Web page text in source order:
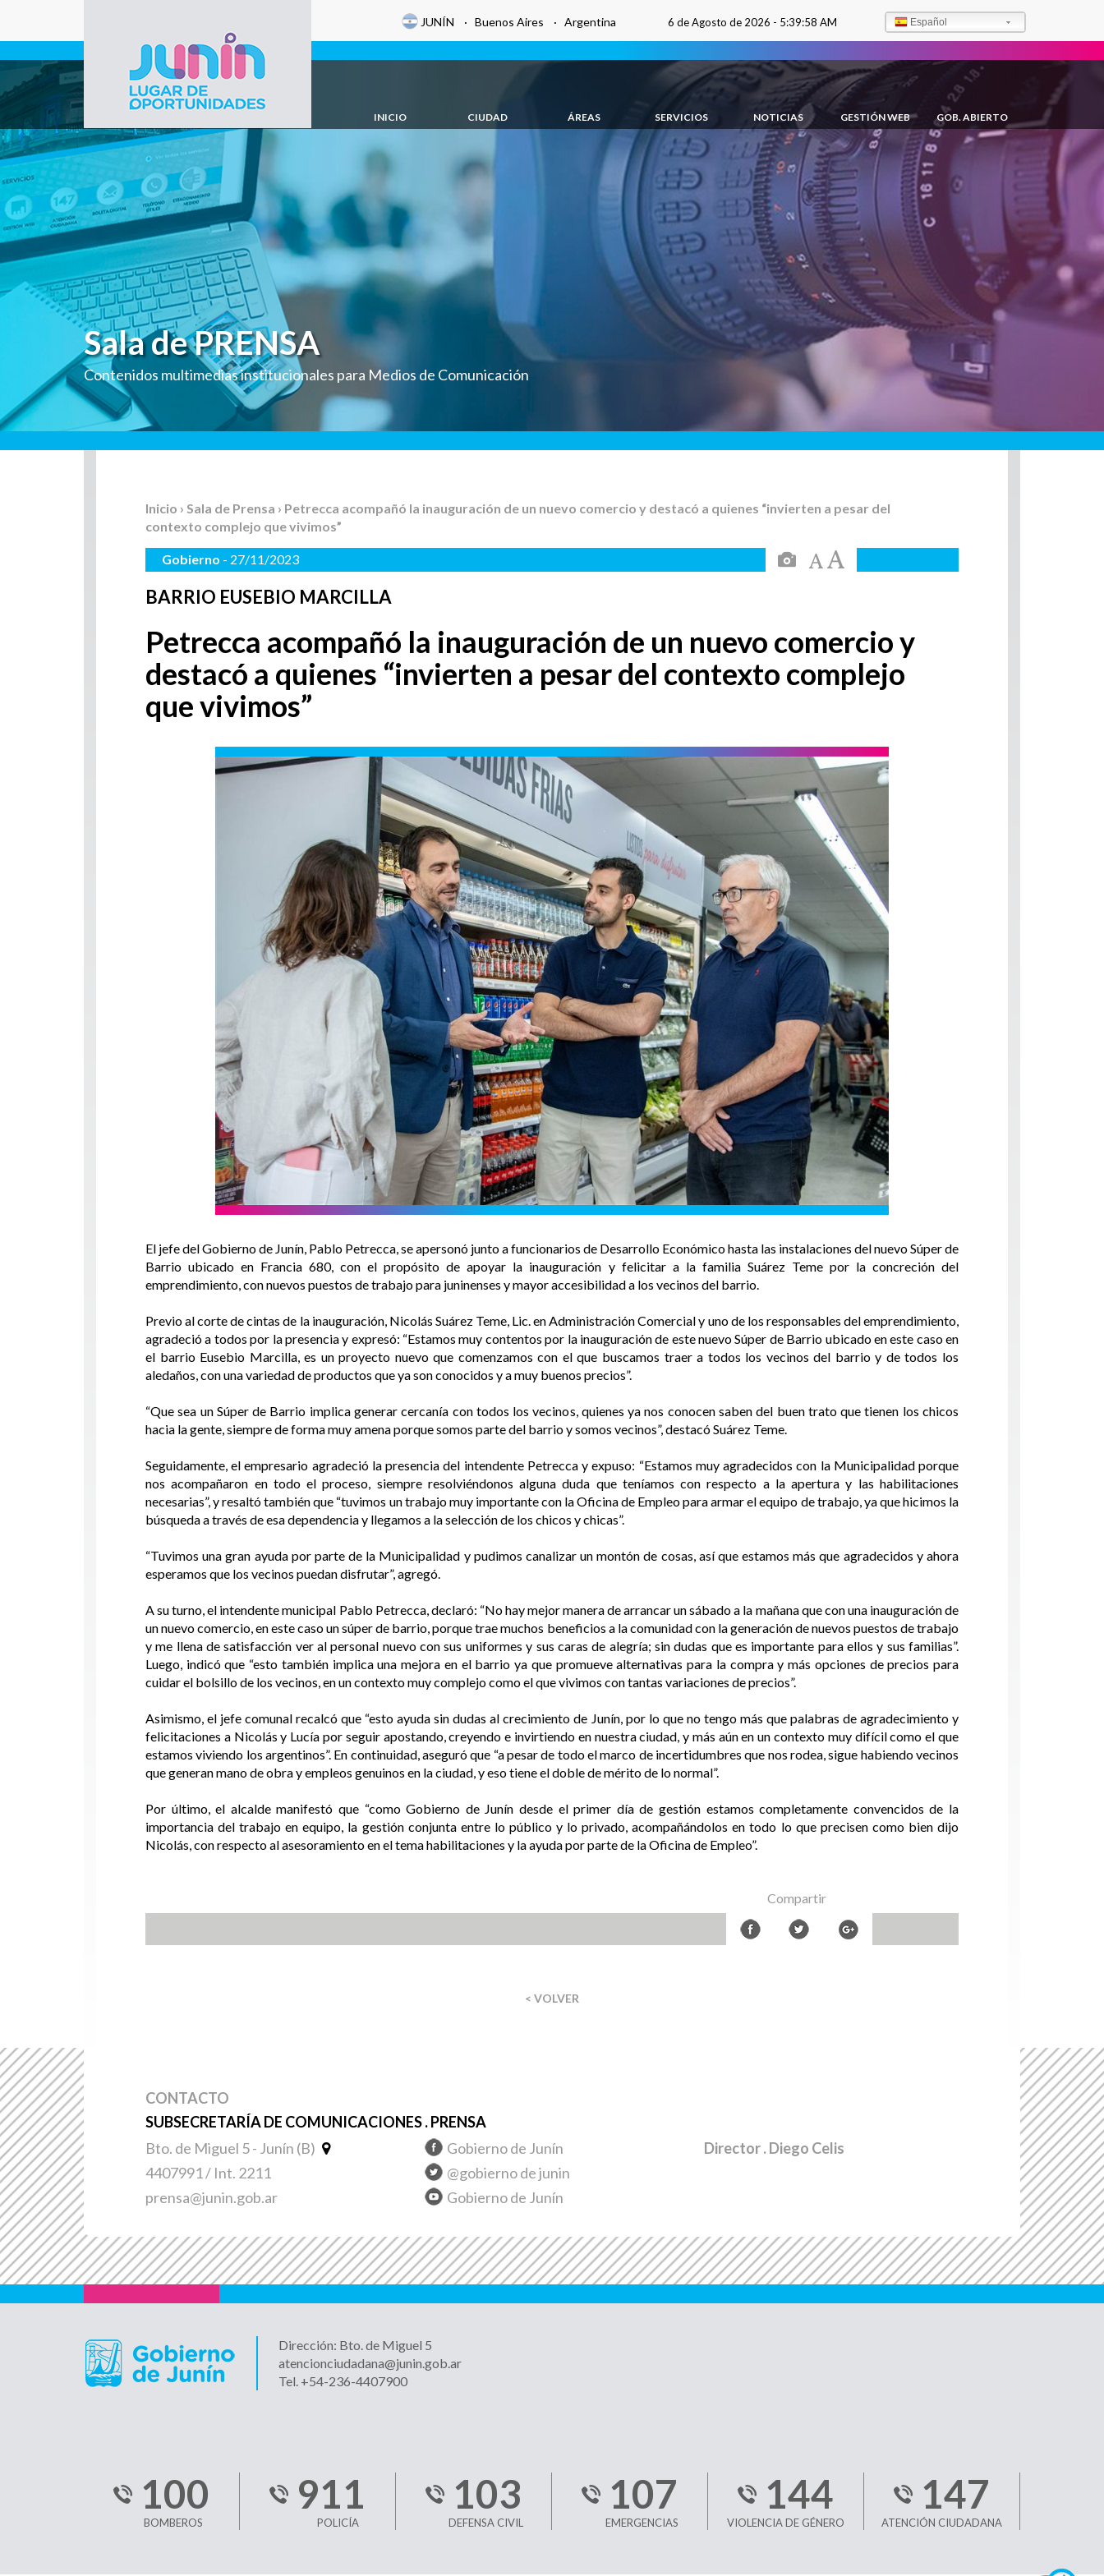
Gobierno de
Junín
JUNÍN · Buenos Aires · Argentina 6 de Agosto de 2026 - 5:40:00 AM Español
INICIO CIUDAD ÁREAS SERVICIOS NOTICIAS GESTIÓN WEB GOB. ABIERTO
Sala de PRENSA
Contenidos multimedias institucionales para Medios de Comunicación
Inicio › Sala de Prensa › Petrecca acompañó la inauguración de un nuevo comercio y destacó a quienes “invierten a pesar del
contexto complejo que vivimos”
Gobierno - 27/11/2023
BARRIO EUSEBIO MARCILLA
Petrecca acompañó la inauguración de un nuevo comercio y
destacó a quienes “invierten a pesar del contexto complejo
que vivimos”
El jefe del Gobierno de Junín, Pablo Petrecca, se apersonó junto a funcionarios de Desarrollo Económico hasta las instalaciones del nuevo Súper de
Barrio ubicado en Francia 680, con el propósito de apoyar la inauguración y felicitar a la familia Suárez Teme por la concreción del
emprendimiento, con nuevos puestos de trabajo para juninenses y mayor accesibilidad a los vecinos del barrio.
Previo al corte de cintas de la inauguración, Nicolás Suárez Teme, Lic. en Administración Comercial y uno de los responsables del emprendimiento,
agradeció a todos por la presencia y expresó: “Estamos muy contentos por la inauguración de este nuevo Súper de Barrio ubicado en este caso en
el barrio Eusebio Marcilla, es un proyecto nuevo que comenzamos con el que buscamos traer a todos los vecinos del barrio y de todos los
aledaños, con una variedad de productos que ya son conocidos y a muy buenos precios”.
“Que sea un Súper de Barrio implica generar cercanía con todos los vecinos, quienes ya nos conocen saben del buen trato que tienen los chicos
hacia la gente, siempre de forma muy amena porque somos parte del barrio y somos vecinos”, destacó Suárez Teme.
Seguidamente, el empresario agradeció la presencia del intendente Petrecca y expuso: “Estamos muy agradecidos con la Municipalidad porque
nos acompañaron en todo el proceso, siempre resolviéndonos alguna duda que teníamos con respecto a la apertura y las habilitaciones
necesarias”, y resaltó también que “tuvimos un trabajo muy importante con la Oficina de Empleo para armar el equipo de trabajo, ya que hicimos la
búsqueda a través de esa dependencia y llegamos a la selección de los chicos y chicas”.
“Tuvimos una gran ayuda por parte de la Municipalidad y pudimos canalizar un montón de cosas, así que estamos más que agradecidos y ahora
esperamos que los vecinos puedan disfrutar”, agregó.
A su turno, el intendente municipal Pablo Petrecca, declaró: “No hay mejor manera de arrancar un sábado a la mañana que con una inauguración de
un nuevo comercio, en este caso un súper de barrio, porque trae muchos beneficios a la comunidad con la generación de nuevos puestos de trabajo
y me llena de satisfacción ver al personal nuevo con sus uniformes y sus caras de alegría; sin dudas que es importante para ellos y sus familias”.
Luego, indicó que “esto también implica una mejora en el barrio ya que promueve alternativas para la compra y más opciones de precios para
cuidar el bolsillo de los vecinos, en un contexto muy complejo como el que vivimos con tantas variaciones de precios”.
Asimismo, el jefe comunal recalcó que “esto ayuda sin dudas al crecimiento de Junín, por lo que no tengo más que palabras de agradecimiento y
felicitaciones a Nicolás y Lucía por seguir apostando, creyendo e invirtiendo en nuestra ciudad, y más aún en un contexto muy difícil como el que
estamos viviendo los argentinos”. En continuidad, aseguró que “a pesar de todo el marco de incertidumbres que nos rodea, sigue habiendo vecinos
que generan mano de obra y empleos genuinos en la ciudad, y eso tiene el doble de mérito de lo normal”.
Por último, el alcalde manifestó que “como Gobierno de Junín desde el primer día de gestión estamos completamente convencidos de la
importancia del trabajo en equipo, la gestión conjunta entre lo público y lo privado, acompañándolos en todo lo que precisen como bien dijo
Nicolás, con respecto al asesoramiento en el tema habilitaciones y la ayuda por parte de la Oficina de Empleo”.
Compartir
< VOLVER
CONTACTO
SUBSECRETARÍA DE COMUNICACIONES . PRENSA
Bto. de Miguel 5 - Junín (B)
4407991 / Int. 2211
prensa@junin.gob.ar
Gobierno de Junín
@gobierno de junin
Gobierno de Junín
Director. Diego Celis
Dirección: Bto. de Miguel 5
atencionciudadana@junin.gob.ar
Tel. +54-236-4407900
100
BOMBEROS
911
POLICÍA
103
DEFENSA CIVIL
107
EMERGENCIAS
144
VIOLENCIA DE GÉNERO
147
ATENCIÓN CIUDADANA